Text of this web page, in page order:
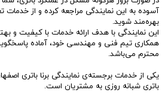
آسوده به این نمایندگی مراجعه کرده و از خدمات
بهره‌مند شوید.
این نمایندگی با هدف ارائه خدمات با کیفیت و
همکاری تیم فنی و مهندسی خود، آماده
محترم می‌باشد.
یکی از خدمات برجسته‌ی نمایندگی برنا باتری
باتری شبانه روزی به مشتریان است.